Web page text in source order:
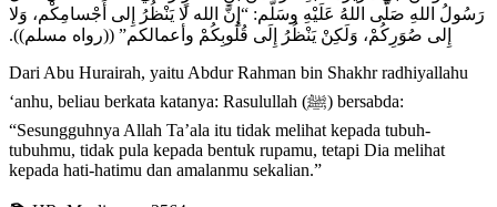
رَسُولُ اللهِ صَلّى اللهُ عَلَيْهِ وسَلَّم: “إِنَّ الله لا يَنْظُرُ إِلى أَجْسامِكْم، وَلا
إِلى صُوَرِكُمْ، وَلَكِنْ يَنْظُرُ إِلَى قُلُوبِكُمْ وأعمالكم‏”‏ ‏(‏‏(‏رواه مسلم‏)‏‏)‏‏.‏
Dari Abu Hurairah, yaitu Abdur Rahman bin Shakhr radhiyallahu
‘anhu, beliau berkata katanya: Rasulullah (ﷺ) bersabda:
“Sesungguhnya Allah Ta’ala itu tidak melihat kepada tubuh-
tubuhmu, tidak pula kepada bentuk rupamu, tetapi Dia melihat
kepada hati-hatimu dan amalanmu sekalian.”